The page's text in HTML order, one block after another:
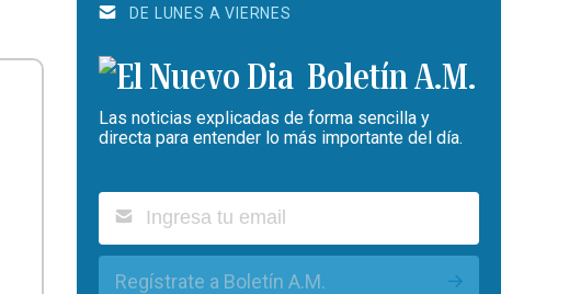
DE LUNES A VIERNES
Boletín A.M.
Las noticias explicadas de forma sencilla y
directa para entender lo más importante del día.
Regístrate a Boletín A.M.